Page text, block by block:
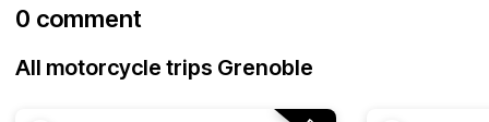
0 comment
All motorcycle trips Grenoble